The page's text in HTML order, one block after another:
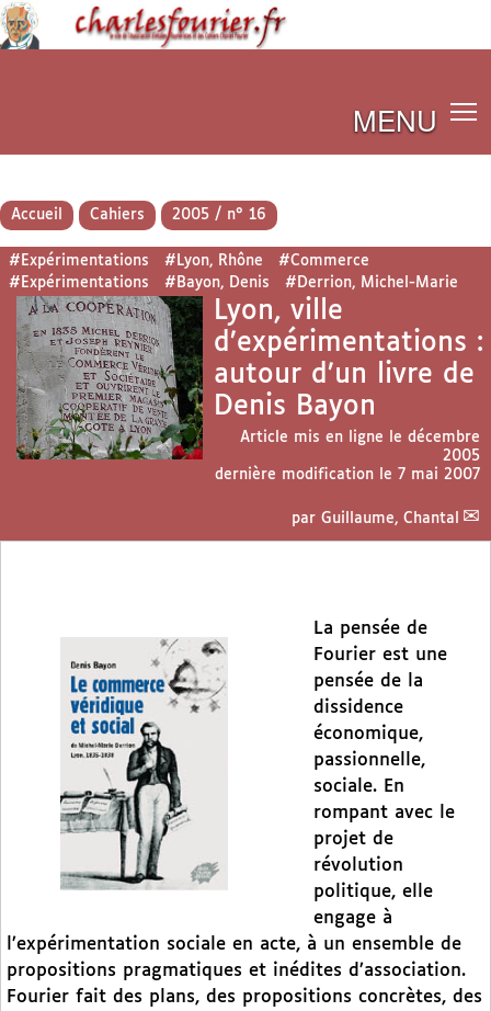
MENU
Accueil Cahiers 2005 / n° 16
#Expérimentations #Lyon, Rhône
#Commerce
#Expérimentations
#Bayon, Denis #Derrion, Michel-Marie
Lyon, ville
d’expérimentations :
autour d’un livre de
Denis Bayon
Article mis en ligne le décembre
2005
dernière modification le 7 mai 2007
par Guillaume, Chantal
La pensée de
Fourier est une
pensée de la
dissidence
économique,
passionnelle,
sociale. En
rompant avec le
projet de
révolution
politique, elle
engage à
l’expérimentation sociale en acte, à un ensemble de
propositions pragmatiques et inédites d’association.
Fourier fait des plans, des propositions concrètes, des